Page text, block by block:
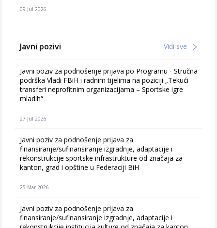
09 Jul 2026
Javni pozivi Vidi sve
Javni poziv za podnošenje prijava po Programu - Stručna
podrška Vladi FBiH i radnim tijelima na poziciji „Tekući
transferi neprofitnim organizacijama – Sportske igre
mladih“
27 Jul 2026
Javni poziv za podnošenje prijava za
finansiranje/sufinansiranje izgradnje, adaptacije i
rekonstrukcije sportske infrastrukture od značaja za
kanton, grad i opštine u Federaciji BiH
25 Mar 2026
Javni poziv za podnošenje prijava za
finansiranje/sufinansiranje izgradnje, adaptacije i